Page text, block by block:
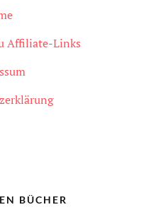
Affiliate-Links
BÜCHER